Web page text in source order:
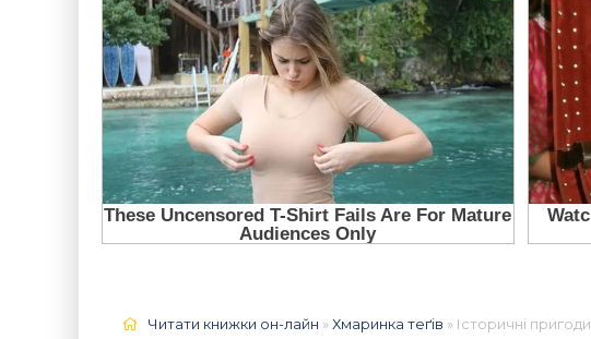
Читати книжки он-лайн »Хмаринка теґів » Історичні пригоди